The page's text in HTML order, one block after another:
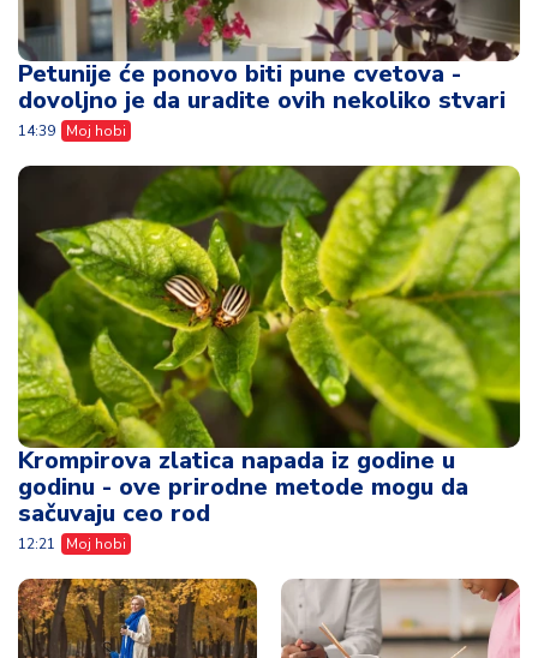
Petunije će ponovo biti pune cvetova -
dovoljno je da uradite ovih nekoliko stvari
14:39 Moj hobi
Krompirova zlatica napada iz godine u
godinu - ove prirodne metode mogu da
sačuvaju ceo rod
12:21 Moj hobi